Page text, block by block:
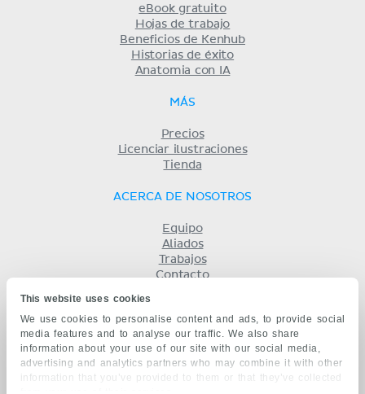
This website uses cookies
We use cookies to personalise content and ads, to provide social
media features and to analyse our traffic. We also share
information about your use of our site with our social media,
advertising and analytics partners who may combine it with other
information that you’ve provided to them or that they’ve collected
eBook gratuito
Hojas de trabajo
Beneficios de Kenhub
Historias de éxito
Anatomia con IA
MÁS
Precios
Licenciar ilustraciones
Tienda
ACERCA DE NOSOTROS
Equipo
Aliados
Trabajos
Contacto
Privacidad
KENHUB EN...
English